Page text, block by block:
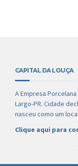
CAPITAL DA LOUÇA
A Empresa
Largo-PR. Cidade
nasceu como um
Clique aqui para